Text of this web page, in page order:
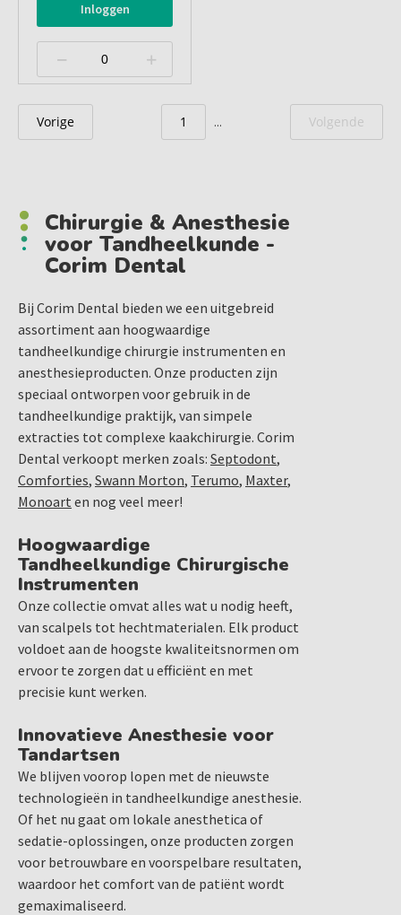
Inloggen
Vorige 1 ... Volgende
Chirurgie & Anesthesie
voor Tandheelkunde -
Corim Dental
Bij Corim Dental bieden we een uitgebreid
assortiment aan hoogwaardige
tandheelkundige chirurgie instrumenten en
anesthesieproducten. Onze producten zijn
speciaal ontworpen voor gebruik in de
tandheelkundige praktijk, van simpele
extracties tot complexe kaakchirurgie. Corim
Dental verkoopt merken zoals: Septodont,
Comforties, Swann Morton, Terumo, Maxter,
Monoart en nog veel meer!
Hoogwaardige
Tandheelkundige Chirurgische
Instrumenten
Onze collectie omvat alles wat u nodig heeft,
van scalpels tot hechtmaterialen. Elk product
voldoet aan de hoogste kwaliteitsnormen om
ervoor te zorgen dat u efficiënt en met
precisie kunt werken.
Innovatieve Anesthesie voor
Tandartsen
We blijven voorop lopen met de nieuwste
technologieën in tandheelkundige anesthesie.
Of het nu gaat om lokale anesthetica of
sedatie-oplossingen, onze producten zorgen
voor betrouwbare en voorspelbare resultaten,
waardoor het comfort van de patiënt wordt
gemaximaliseerd.